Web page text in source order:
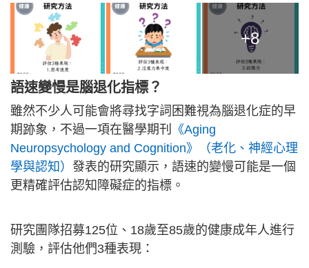
+8
語速變慢是腦退化指標？
雖然不少人可能會將尋找字詞困難視為腦退化症的早
期跡象，不過一項在醫學期刊
《Aging
Neuropsychology and Cognition》（老化、神經心理
學與認知） 發表的研究顯示，語速的變慢可能是一個
更精確評估認知障礙症的指標。
研究團隊招募125位、18歲至85歲的健康成年人進行
測驗，評估他們3種表現：